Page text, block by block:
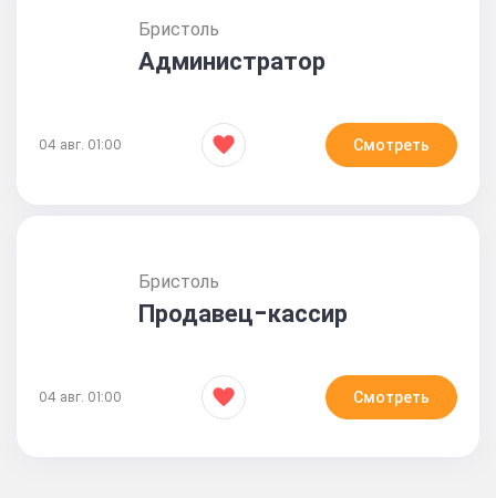
Бристоль
Администратор
04 авг. 01:00 Смотреть
Бристоль
Продавец-кассир
04 авг. 01:00 Смотреть